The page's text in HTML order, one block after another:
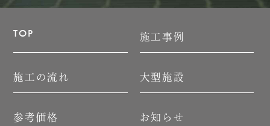
TOP 施工事例
施工の流れ 大型施設
参考価格 お知らせ